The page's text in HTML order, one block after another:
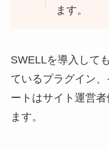
ます。
SWELLを導入して
ているプラグイン
ートはサイト運営
ます。